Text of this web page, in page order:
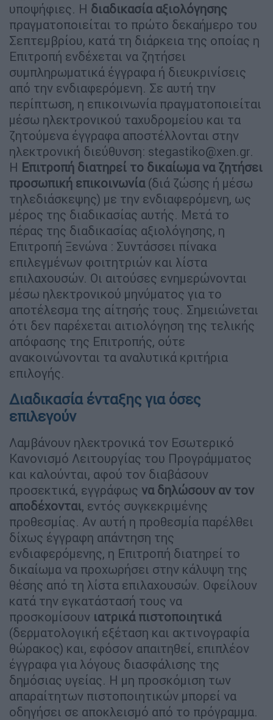
υποψήφιες. Η διαδικασία αξιολόγησης
πραγματοποιείται το πρώτο δεκαήμερο του
Σεπτεμβρίου, κατά τη διάρκεια της οποίας η
Επιτροπή ενδέχεται να ζητήσει
συμπληρωματικά έγγραφα ή διευκρινίσεις
από την ενδιαφερόμενη. Σε αυτή την
περίπτωση, η επικοινωνία πραγματοποιείται
μέσω ηλεκτρονικού ταχυδρομείου και τα
ζητούμενα έγγραφα αποστέλλονται στην
ηλεκτρονική διεύθυνση: stegastiko@xen.gr.
Η Επιτροπή διατηρεί το δικαίωμα να ζητήσει
προσωπική επικοινωνία(διά ζώσης ή μέσω
τηλεδιάσκεψης) με την ενδιαφερόμενη, ως
μέρος της διαδικασίας αυτής. Μετά το
πέρας της διαδικασίας αξιολόγησης, η
Επιτροπή Ξενώνα : Συντάσσει πίνακα
επιλεγμένων φοιτητριών και λίστα
επιλαχουσών. Οι αιτούσες ενημερώνονται
μέσω ηλεκτρονικού μηνύματος για το
αποτέλεσμα της αίτησής τους. Σημειώνεται
ότι δεν παρέχεται αιτιολόγηση της τελικής
απόφασης της Επιτροπής, ούτε
ανακοινώνονται τα αναλυτικά κριτήρια
επιλογής.
Διαδικασία ένταξης για όσες
επιλεγούν
Λαμβάνουν ηλεκτρονικά τον Εσωτερικό
Κανονισμό Λειτουργίας του Προγράμματος
και καλούνται, αφού τον διαβάσουν
προσεκτικά, εγγράφως να δηλώσουν αν τον
αποδέχονται, εντός συγκεκριμένης
προθεσμίας. Αν αυτή η προθεσμία παρέλθει
δίχως έγγραφη απάντηση της
ενδιαφερόμενης, η Επιτροπή διατηρεί το
δικαίωμα να προχωρήσει στην κάλυψη της
θέσης από τη λίστα επιλαχουσών. Οφείλουν
κατά την εγκατάστασή τους να
προσκομίσουν ιατρικά πιστοποιητικά
(δερματολογική εξέταση και ακτινογραφία
θώρακος) και, εφόσον απαιτηθεί, επιπλέον
έγγραφα για λόγους διασφάλισης της
δημόσιας υγείας. Η μη προσκόμιση των
απαραίτητων πιστοποιητικών μπορεί να
οδηγήσει σε αποκλεισμό από το πρόγραμμα.